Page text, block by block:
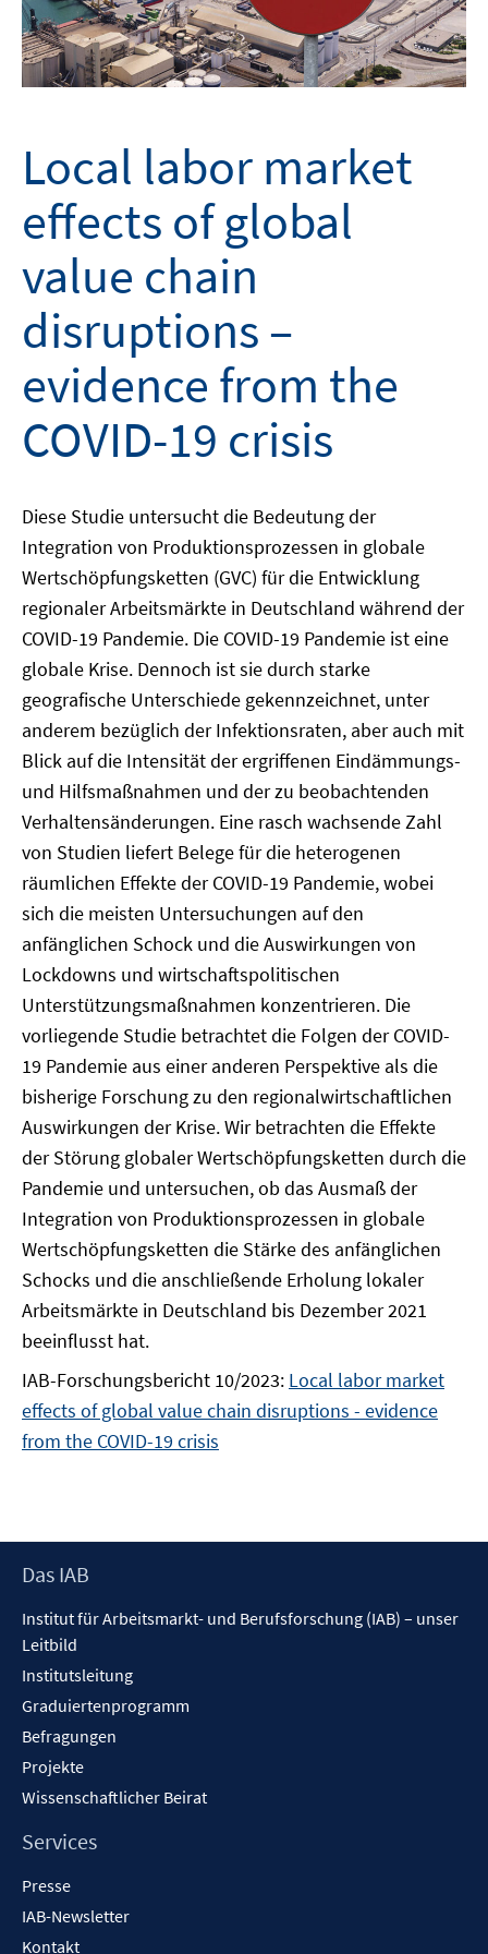
Local labor market
effects of global
value chain
disruptions –
evidence from the
COVID-19 crisis
Diese Studie untersucht die Bedeutung der
Integration von Produktionsprozessen in globale
Wertschöpfungsketten (GVC) für die Entwicklung
regionaler Arbeitsmärkte in Deutschland während der
COVID-19 Pandemie. Die COVID-19 Pandemie ist eine
globale Krise. Dennoch ist sie durch starke
geografische Unterschiede gekennzeichnet, unter
anderem bezüglich der Infektionsraten, aber auch mit
Blick auf die Intensität der ergriffenen Eindämmungs-
und Hilfsmaßnahmen und der zu beobachtenden
Verhaltensänderungen. Eine rasch wachsende Zahl
von Studien liefert Belege für die heterogenen
räumlichen Effekte der COVID-19 Pandemie, wobei
sich die meisten Untersuchungen auf den
anfänglichen Schock und die Auswirkungen von
Lockdowns und wirtschaftspolitischen
Unterstützungsmaßnahmen konzentrieren. Die
vorliegende Studie betrachtet die Folgen der COVID-
19 Pandemie aus einer anderen Perspektive als die
bisherige Forschung zu den regionalwirtschaftlichen
Auswirkungen der Krise. Wir betrachten die Effekte
der Störung globaler Wertschöpfungsketten durch die
Pandemie und untersuchen, ob das Ausmaß der
Integration von Produktionsprozessen in globale
Wertschöpfungsketten die Stärke des anfänglichen
Schocks und die anschließende Erholung lokaler
Arbeitsmärkte in Deutschland bis Dezember 2021
beeinflusst hat.
IAB-Forschungsbericht 10/2023: Local labor market
effects of global value chain disruptions - evidence
from the COVID-19 crisis
Footer
Das IAB
Institut für Arbeitsmarkt- und Berufsforschung (IAB) – unser
Leitbild
Institutsleitung
Graduiertenprogramm
Befragungen
Projekte
Wissenschaftlicher Beirat
Services
Presse
IAB-Newsletter
Kontakt